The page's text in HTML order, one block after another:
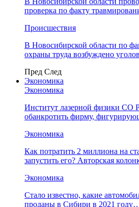
проверка по факту
Происшествия
В Новосибирской области по
охраны труда возбуждено
Пред След
Экономика
Экономика
Институт лазерной физики СО
обанкротить фирму,
Экономика
Как потратить 2 миллиона на
запустить его? Авторская
Экономика
Стало известно, какие
проданы в Сибири в 2021